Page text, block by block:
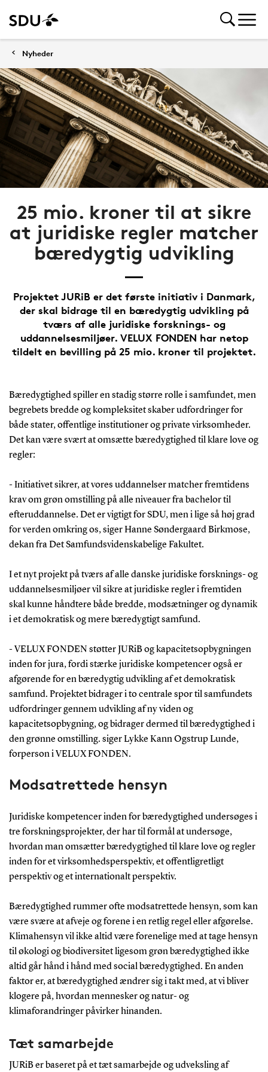
Nyheder
25 mio. kroner til at sikre
at juridiske regler matcher
bæredygtig udvikling
Projektet JURiB er det første initiativ i Danmark,
der skal bidrage til en bæredygtig udvikling på
tværs af alle juridiske forsknings- og
uddannelsesmiljøer. VELUX FONDEN har netop
tildelt en bevilling på 25 mio. kroner til projektet.
Bæredygtighed spiller en stadig større rolle i samfundet, men
begrebets bredde og kompleksitet skaber udfordringer for
både stater, offentlige institutioner og private virksomheder.
Det kan være svært at omsætte bæredygtighed til klare love og
regler:
- Initiativet sikrer, at vores uddannelser matcher fremtidens
krav om grøn omstilling på alle niveauer fra bachelor til
efteruddannelse. Det er vigtigt for SDU, men i lige så høj grad
for verden omkring os, siger Hanne Søndergaard Birkmose,
dekan fra Det Samfundsvidenskabelige Fakultet.
I et nyt projekt på tværs af alle danske juridiske forsknings- og
uddannelsesmiljøer vil sikre at juridiske regler i fremtiden
skal kunne håndtere både bredde, modsætninger og dynamik
i et demokratisk og mere bæredygtigt samfund.
- VELUX FONDEN støtter JURiB og kapacitetsopbygningen
inden for jura, fordi stærke juridiske kompetencer også er
afgørende for en bæredygtig udvikling af et demokratisk
samfund. Projektet bidrager i to centrale spor til samfundets
udfordringer gennem udvikling af ny viden og
kapacitetsopbygning, og bidrager dermed til bæredygtighed i
den grønne omstilling. siger Lykke Kann Ogstrup Lunde,
forperson i VELUX FONDEN.
Modsatrettede hensyn
Juridiske kompetencer inden for bæredygtighed undersøges i
tre forskningsprojekter, der har til formål at undersøge,
hvordan man omsætter bæredygtighed til klare love og regler
inden for et virksomhedsperspektiv, et offentligretligt
perspektiv og et internationalt perspektiv.
Bæredygtighed rummer ofte modsatrettede hensyn, som kan
være svære at afveje og forene i en retlig regel eller afgørelse.
Klimahensyn vil ikke altid være forenelige med at tage hensyn
til økologi og biodiversitet ligesom grøn bæredygtighed ikke
altid går hånd i hånd med social bæredygtighed. En anden
faktor er, at bæredygtighed ændrer sig i takt med, at vi bliver
klogere på, hvordan mennesker og natur- og
klimaforandringer påvirker hinanden.
Tæt samarbejde
JURiB er baseret på et tæt samarbejde og udveksling af